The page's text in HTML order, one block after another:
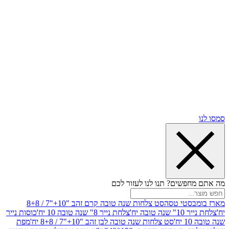
תנו לנו לעזור לכם
טסה
סט צלחות שנה טובה קרם זהב "10+"7 / 8+8
יח'
צלחת נייר 8" שנה טובה 10 יח'
כוסות נייר
סט צלחות שנה טובה לבן זהב "10+"7 / 8+8 יח'
מפת